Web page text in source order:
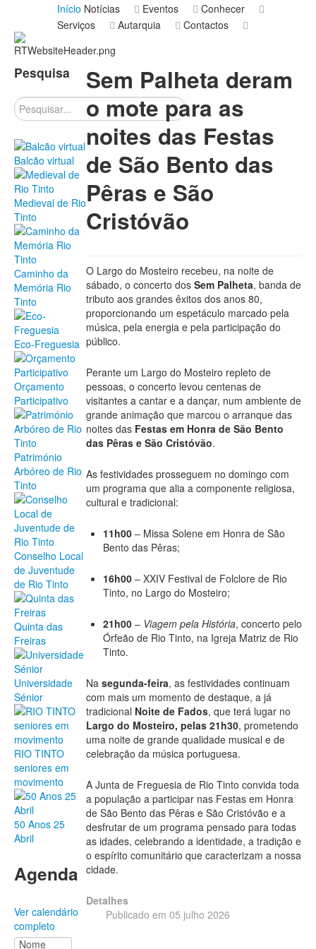
Início Notícias Eventos
Conhecer
Serviços
Autarquia Contactos
Pesquisa
Pesquisar
Balcão virtual
Medieval de Rio
Tinto
Caminho da
Memória Rio
Tinto
Eco-Freguesia
Orçamento
Participativo
Património
Arbóreo de Rio
Tinto
Conselho Local
de Juventude
de Rio Tinto
Quinta das
Freiras
Universidade
Sénior
RIO TINTO
seniores em
movimento
50 Anos 25
Abril
Agenda
Ver calendário
completo
Sem Palheta deram
o mote para as
noites das Festas
de São Bento das
Pêras e São
Cristóvão
O Largo do Mosteiro recebeu, na noite de
sábado, o concerto dos Sem Palheta, banda de
tributo aos grandes êxitos dos anos 80,
proporcionando um espetáculo marcado pela
música, pela energia e pela participação do
público.
Perante um Largo do Mosteiro repleto de
pessoas, o concerto levou centenas de
visitantes a cantar e a dançar, num ambiente de
grande animação que marcou o arranque das
noites das Festas em Honra de São Bento
das Pêras e São Cristóvão.
As festividades prosseguem no domingo com
um programa que alia a componente religiosa,
cultural e tradicional:
11h00 – Missa Solene em Honra de São
Bento das Pêras;
16h00 – XXIV Festival de Folclore de Rio
Tinto, no Largo do Mosteiro;
21h00 – Viagem pela História, concerto pelo
Órfeão de Rio Tinto, na Igreja Matriz de Rio
Tinto.
Na segunda-feira, as festividades continuam
com mais um momento de destaque, a já
tradicional Noite de Fados, que terá lugar no
Largo do Mosteiro, pelas 21h30, prometendo
uma noite de grande qualidade musical e de
celebração da música portuguesa.
A Junta de Freguesia de Rio Tinto convida toda
a população a participar nas Festas em Honra
de São Bento das Pêras e São Cristóvão e a
desfrutar de um programa pensado para todas
as idades, celebrando a identidade, a tradição e
o espírito comunitário que caracterizam a nossa
cidade.
Detalhes
Publicado em 05 julho 2026